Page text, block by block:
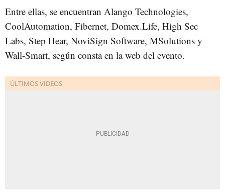
Entre ellas, se encuentran Alango Technologies,
CoolAutomation, Fibernet, Domex.Life, High Sec
Labs, Step Hear, NoviSign Software, MSolutions y
Wall-Smart, según consta en la web del evento.